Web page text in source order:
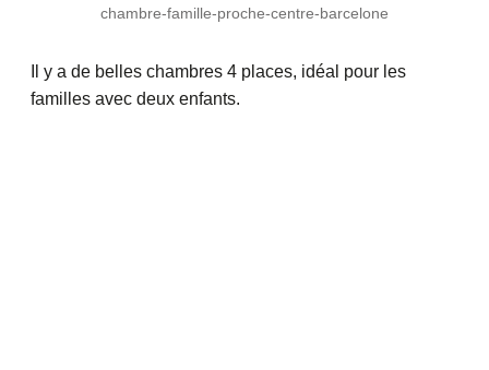
chambre-famille-proche-centre-barcelone
Il y a de belles chambres 4 places, idéal pour les
familles avec deux enfants.